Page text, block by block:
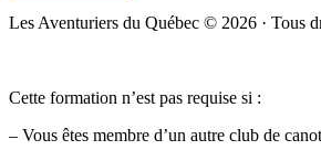
Les Aventuriers du Québec © 2026 · Tous
Cette formation n’est pas requise si :
– Vous êtes membre d’un autre club de